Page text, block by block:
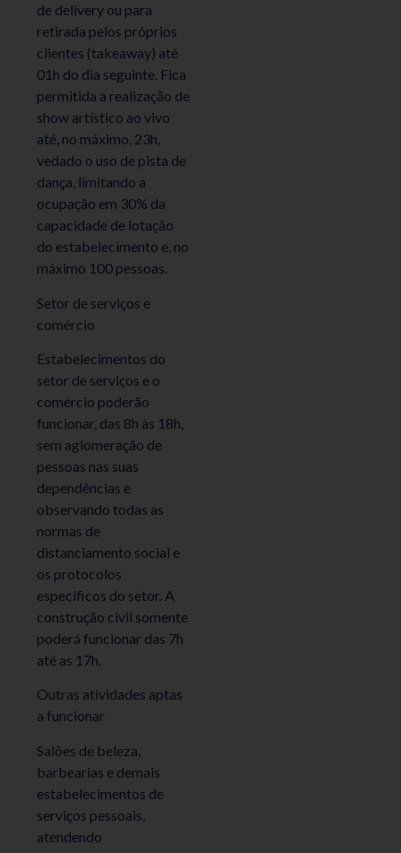
de delivery ou para
retirada pelos próprios
clientes (takeaway) até
01h do dia seguinte. Fica
permitida a realização de
show artístico ao vivo
até, no máximo, 23h,
vedado o uso de pista de
dança, limitando a
ocupação em 30% da
capacidade de lotação
do estabelecimento e, no
máximo 100 pessoas.
Setor de serviços e
comércio
Estabelecimentos do
setor de serviços e o
comércio poderão
funcionar, das 8h às 18h,
sem aglomeração de
pessoas nas suas
dependências e
observando todas as
normas de
distanciamento social e
os protocolos
específicos do setor. A
construção civil somente
poderá funcionar das 7h
até as 17h.
Outras atividades aptas
a funcionar
Salões de beleza,
barbearias e demais
estabelecimentos de
serviços pessoais,
atendendo